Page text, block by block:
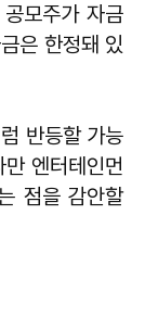
모주가 자금
은 한정돼 있
반등할 가능
엔터테인먼
점을 감안할